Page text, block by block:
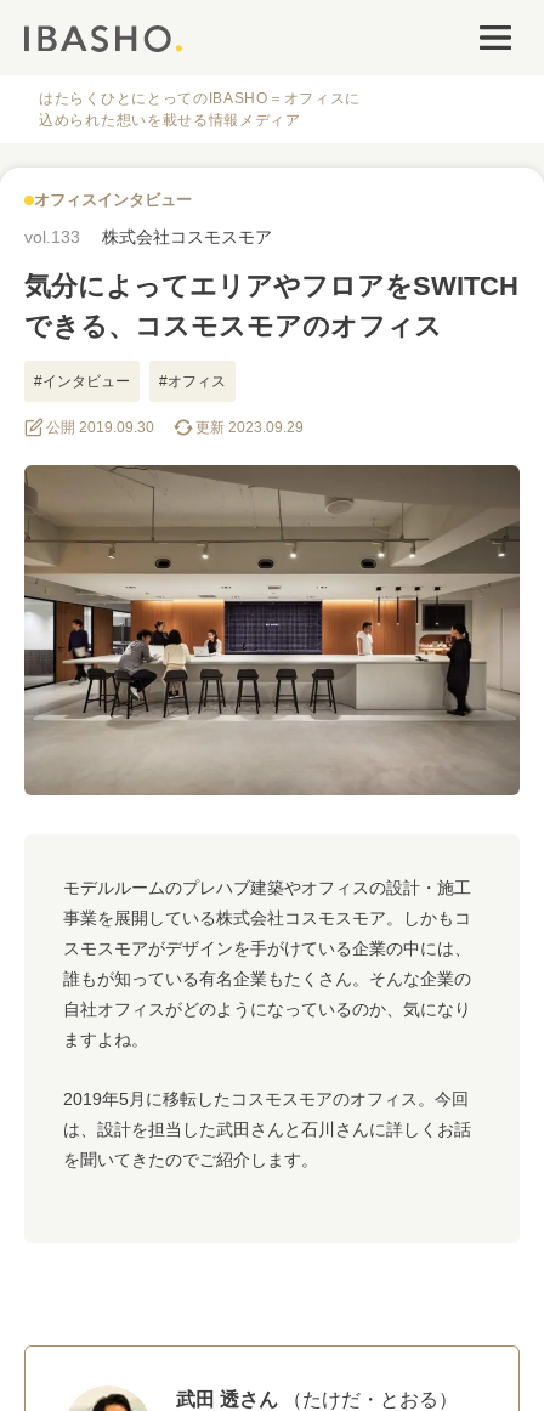
ファシリティナレッジ
IBASHOについて
人気のタグ
#インタビュー #ファシリティ
#働き方 #特集 #レイアウト #オフィス移転
#キャリア #ノウハウ #おしゃれオフィス #メリット
#こだわりオフィス #コスト #コミュニケーション
#フリーアドレス #ブランディング
はたらくひとにとってのIBASHO＝オフィスに
込められた想いを載せる情報メディア
オフィスインタビュー
vol.133 株式会社コスモスモア
気分によってエリアやフロアをSWITCH
できる、コスモスモアのオフィス
#インタビュー #オフィス
公開 2019.09.30 更新 2023.09.29
モデルルームのプレハブ建築やオフィスの設計・施工
事業を展開している株式会社コスモスモア。しかもコ
スモスモアがデザインを手がけている企業の中には、
誰もが知っている有名企業もたくさん。そんな企業の
自社オフィスがどのようになっているのか、気になり
ますよね。
2019年5月に移転したコスモスモアのオフィス。今回
は、設計を担当した武田さんと石川さんに詳しくお話
を聞いてきたのでご紹介します。
武田 透さん
（たけだ・とおる）